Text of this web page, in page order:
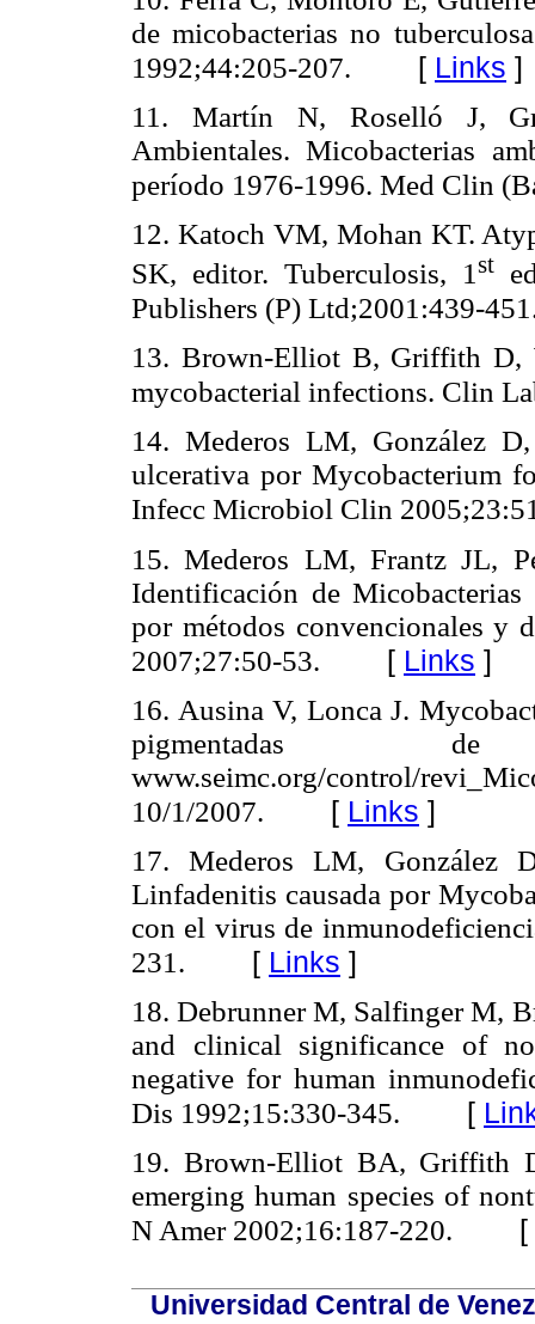
de micobacterias no
1992;44:205-207. [ Links ]
11. Martín N, Roselló J,
Ambientales. Micobacterias
período 1976-1996. Med Clin
12. Katoch VM, Mohan KT.
SK, editor. Tuberculosis, 1 st
Publishers (P) Ltd;2001:439-
13. Brown-Elliot B, Griffith D,
mycobacterial infections. Clin
14. Mederos LM, González
ulcerativa por Mycobacterium
Infecc Microbiol Clin
15. Mederos LM, Frantz JL,
Identificación de
por métodos convencionales y
2007;27:50-53. [ Links ]
16. Ausina V, Lonca J.
pigmentadas
www.seimc.org/control/
10/1/2007. [ Links ]
17. Mederos LM, González
Linfadenitis causada por
con el virus de
231. [ Links ]
18. Debrunner M, Salfinger M,
and clinical significance of
negative for human
Dis 1992;15:330-345. [
19. Brown-Elliot BA, Griffith
emerging human species of
N Amer 2002;16:187-220. [
Universidad Central de